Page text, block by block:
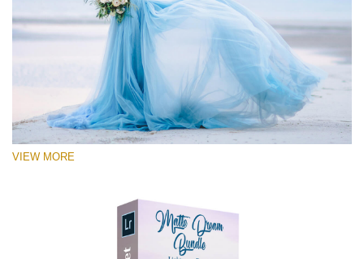
VIEW MORE